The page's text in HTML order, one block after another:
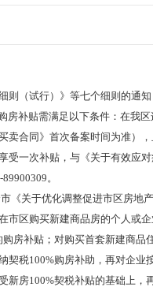
则（试行）》等七个细则的通
房补贴需满足以下条件：在我
卖合同》首次备案时间为准）
受一次补贴，与《关于有效应
。
《关于优化调整促进市区房
市区购买新建商品房的个人或
房补贴；对购买首套新建商
契税100%购房补助，再对企
房100%契税补贴的基础上